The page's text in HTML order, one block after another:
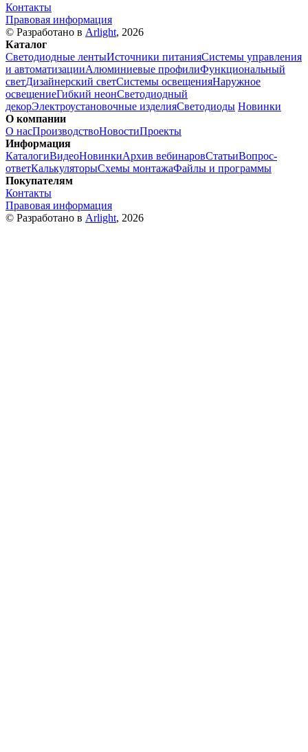
Контакты
Правовая информация
© Разработано в Arlight, 2026
Каталог
Светодиодные лентыИсточники питанияСистемы управления
и автоматизацииАлюминиевые профилиФункциональный
светДизайнерский светСистемы освещенияНаружное
освещениеГибкий неонСветодиодный
декорЭлектроустановочные изделияСветодиоды Новинки
О компании
О насПроизводствоНовостиПроекты
Информация
КаталогиВидеоНовинкиАрхив вебинаровСтатьиВопрос-
ответКалькуляторыСхемы монтажаФайлы и программы
Покупателям
Контакты
Правовая информация
© Разработано в Arlight, 2026